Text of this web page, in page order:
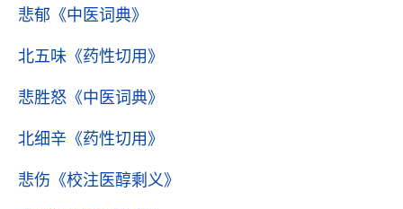
悲郁 《中医词典》
北五味 《药性切用》
悲胜怒 《中医词典》
北细辛 《药性切用》
悲伤 《校注医醇剩义》